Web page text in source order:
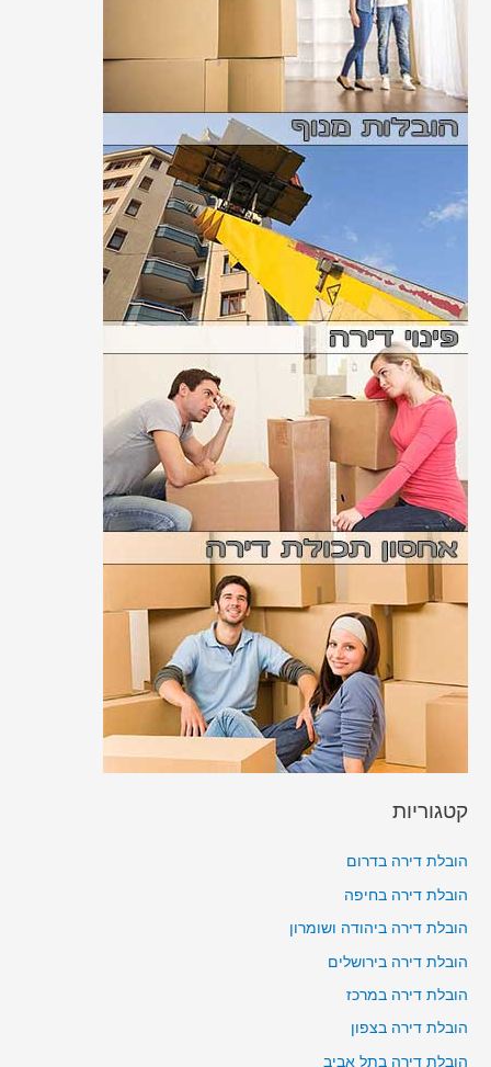
קטגוריות
הובלת דירה בדרום
הובלת דירה בחיפה
הובלת דירה ביהודה ושומרון
הובלת דירה בירושלים
הובלת דירה במרכז
הובלת דירה בצפון
הובלת דירה בתל אביב